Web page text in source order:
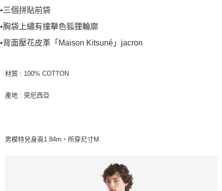
•三個拼貼前袋
•胸袋上繡有撞擊色狐狸輪廓
•背面壓花皮革「Maison Kitsuné」jacron
材質 : 100% COTTON
產地 : 突尼西亞
男模特兒身高1.84m，所穿尺寸M